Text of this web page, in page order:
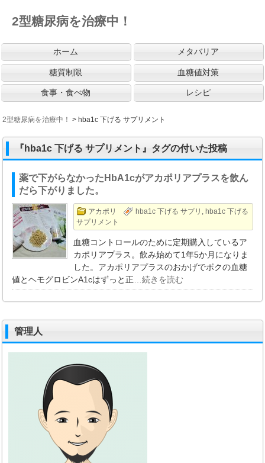
2型糖尿病を治療中！
ホーム メタバリア
糖質制限 血糖値対策
食事・食べ物 レシピ
2型糖尿病を治療中！ > hba1c 下げる サプリメント
『hba1c 下げる サプリメント』タグの付いた投稿
薬で下がらなかったHbA1cがアカポリアプラスを飲ん
だら下がりました。
アカポリ hba1c 下げる サプリ , hba1c 下げる
サプリメント
血糖コントロールのために定期購入しているア
カポリアプラス。飲み始めて1年5か月になりま
した。アカポリアプラスのおかげでボクの血糖
値とヘモグロビンA1cはずっと正…続きを読む
管理人